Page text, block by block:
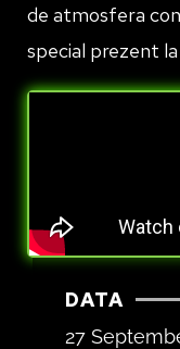
de atmosfera
special prezent
DATA
27